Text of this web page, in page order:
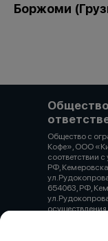
Боржоми
Общество с
Кофе», ООО
соответствии
РФ,
654063, РФ,
область, г.